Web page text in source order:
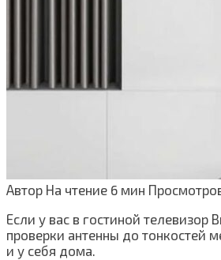
Автор На чтение 6 мин
Если у вас в гостиной телевизор
проверки антенны до тонкостей
и у себя дома.